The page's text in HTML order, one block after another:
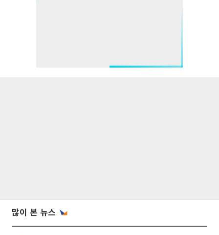
많이 본 뉴스